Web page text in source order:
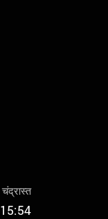
चंद्रास्त
15:54